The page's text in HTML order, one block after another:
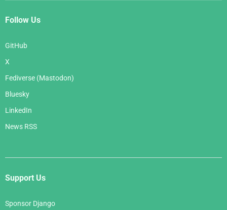
Follow Us
GitHub
X
Fediverse (Mastodon)
Bluesky
LinkedIn
News RSS
Support Us
Sponsor Django